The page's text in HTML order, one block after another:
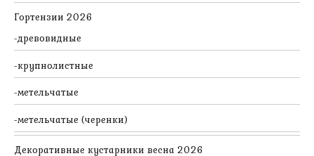
Гортензии 2026
древовидные
крупнолистные
метельчатые
метельчатые (черенки)
Декоративные кустарники весна 2026